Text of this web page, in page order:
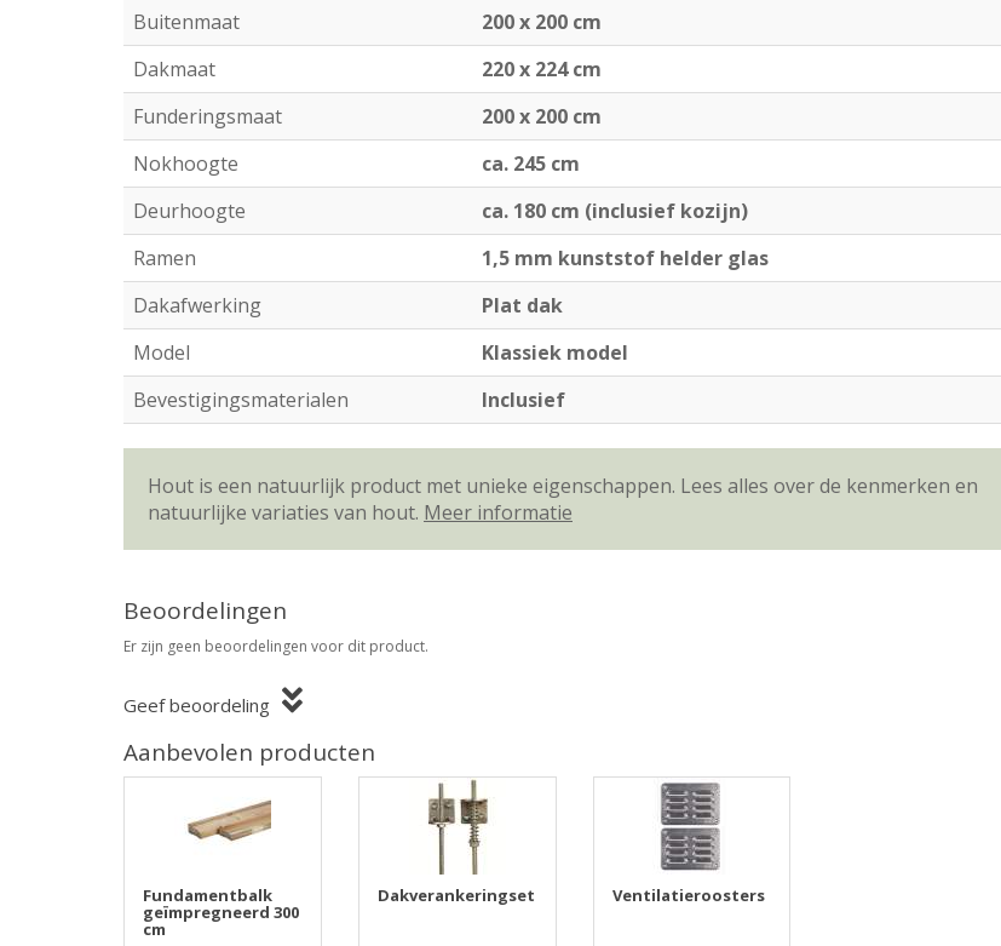
Buitenmaat
200 x 200 cm
Dakmaat
220 x 224 cm
Funderingsmaat
200 x 200 cm
Nokhoogte
ca. 245 cm
Deurhoogte
ca. 180 cm (inclusief kozijn)
Ramen
1,5 mm kunststof helder glas
Dakafwerking
Plat dak
Model
Klassiek model
Bevestigingsmaterialen
Inclusief
Hout is een natuurlijk product met unieke eigenschappen. Lees alles over de kenmerken en
natuurlijke variaties van hout. Meer informatie
Beoordelingen
Er zijn geen beoordelingen voor dit product.
Geef beoordeling
Aanbevolen producten
Fundamentbalk
geïmpregneerd 300
cm
Dakverankeringset Ventilatieroosters